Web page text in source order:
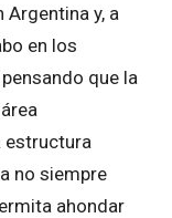
y, a
en los
que la
estructura
no siempre
ahondar